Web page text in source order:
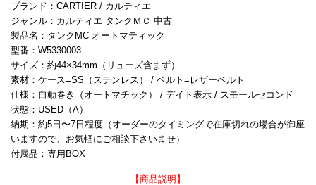
ブランド：CARTIER / カルティエ
ジャンル：カルティエ タンクＭＣ 中古
製品名：タンクMC オートマティック
型番：W5330003
サイズ：約44×34mm（リューズ含まず）
素材：ケース=SS（ステンレス） / ベルト=レザーベルト
仕様：自動巻き（オートマチック） / デイト表示 / スモールセコンド
状態：USED（A）
納期：約5日〜7日程度（オーダーのタイミングで在庫切れの場合が御座
いますので、お気軽にご相談下さいませ）
付属品：専用BOX
【商品説明】